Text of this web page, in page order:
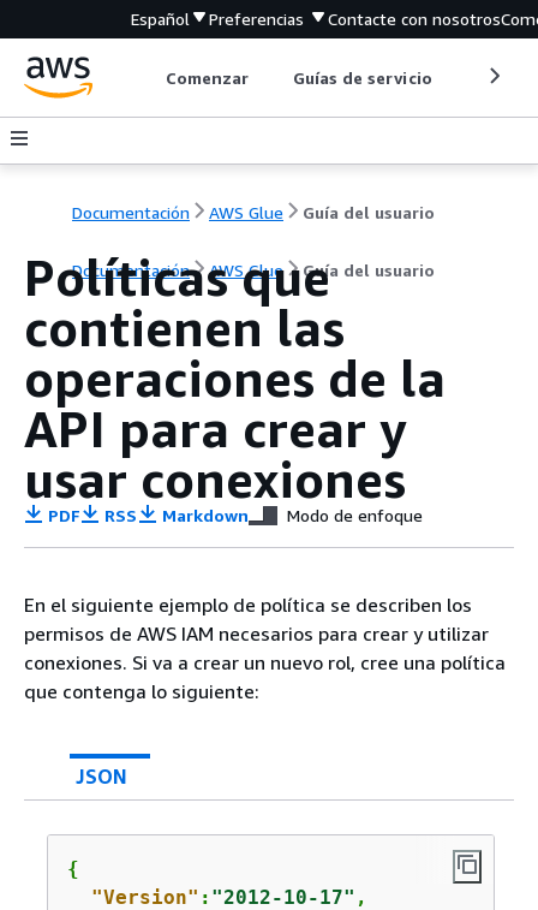
Español Preferencias Contacte con nosotros
Comenzar Guías de servicio
Documentación AWS Glue Guía del usuario
Documentación AWS Glue Guía del usuario
Políticas que
contienen las
operaciones de la
API para crear y
usar conexiones
PDF RSS Markdown Modo de enfoque
En el siguiente ejemplo de política se describen los
permisos de AWS IAM necesarios para crear y utilizar
conexiones. Si va a crear un nuevo rol, cree una política
que contenga lo siguiente:
JSON
{
"Version" : "2012-10-17" ,